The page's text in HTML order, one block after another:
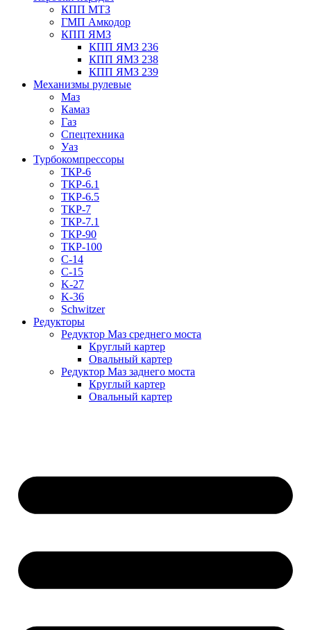
КПП МТЗ
ГМП Амкодор
КПП ЯМЗ
КПП ЯМЗ 236
КПП ЯМЗ 238
КПП ЯМЗ 239
Механизмы рулевые
Маз
Камаз
Газ
Спецтехника
Уаз
Турбокомпрессоры
ТКР-6
ТКР-6.1
ТКР-6.5
ТКР-7
ТКР-7.1
ТКР-90
ТКР-100
C-14
C-15
K-27
K-36
Schwitzer
Редукторы
Редуктор Маз среднего моста
Круглый картер
Овальный картер
Редуктор Маз заднего моста
Круглый картер
Овальный картер